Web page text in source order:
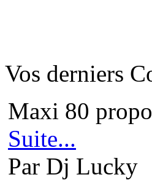
Vos derniers
Maxi 80
Suite...
Par Dj Lucky